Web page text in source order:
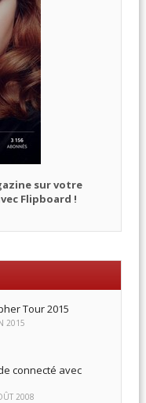
sur votre
Flipboard !
Tour 2015
2015
connecté avec
2008